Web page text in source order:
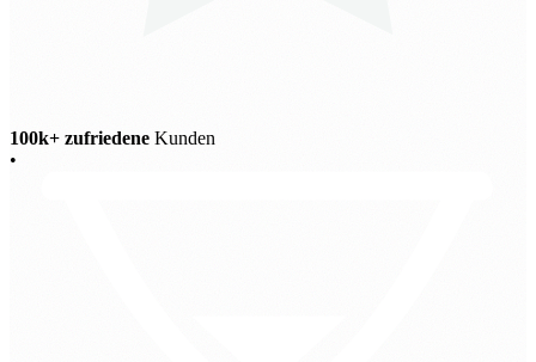
100k+ zufriedene Kunden
•